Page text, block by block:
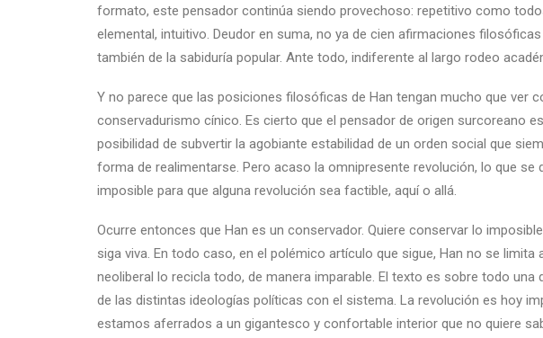
formato, este pensador continúa siendo provechoso: repetitivo como
elemental, intuitivo. Deudor en suma, no ya de cien afirmaciones
también de la sabiduría popular. Ante todo, indiferente al largo rodeo
Y no parece que las posiciones filosóficas de Han tengan mucho que ver
conservadurismo cínico. Es cierto que el pensador de origen surcoreano
posibilidad de subvertir la agobiante estabilidad de un orden social que
forma de realimentarse. Pero acaso la omnipresente revolución, lo que se
imposible para que alguna revolución sea factible, aquí o allá.
Ocurre entonces que Han es un conservador. Quiere conservar lo
siga viva. En todo caso, en el polémico artículo que sigue, Han no se
neoliberal lo recicla todo, de manera imparable. El texto es sobre todo una
de las distintas ideologías políticas con el sistema. La revolución es hoy
estamos aferrados a un gigantesco y confortable interior que no quiere